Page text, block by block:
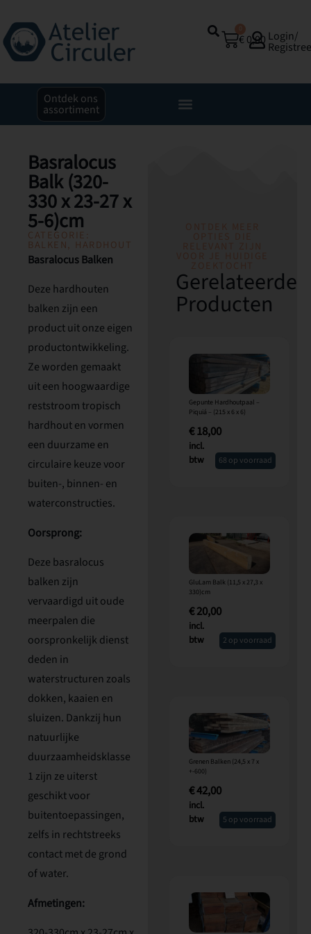
€ 0,00 Login/
Ontdek ons
assortiment
Basralocus
Balk (320-
330 x 23-27 x
5-6)cm
CATEGORIE:
BALKEN, HARDHOUT
Basralocus Balken
Deze hardhouten
balken zijn een
product uit onze eigen
productontwikkeling.
Ze worden gemaakt
uit een hoogwaardige
reststroom tropisch
hardhout en vormen
een duurzame en
circulaire keuze voor
buiten-, binnen- en
waterconstructies.
Oorsprong:
Deze basralocus
balken zijn
vervaardigd uit oude
meerpalen die
oorspronkelijk dienst
deden in
waterstructuren zoals
dokken, kaaien en
sluizen. Dankzij hun
natuurlijke
duurzaamheidsklasse
1 zijn ze uiterst
geschikt voor
buitentoepassingen,
zelfs in rechtstreeks
contact met de grond
of water.
Afmetingen:
ONTDEK MEER
OPTIES DIE
RELEVANT ZIJN
VOOR JE HUIDIGE
ZOEKTOCHT
Gerelateerde
Producten
Gepunte Hardhoutpaal –
Piquiá – (215 x 6 x 6)
€18,00
incl.
btw
68 op voorraad
GluLam Balk (11,5 x 27,3 x
330)cm
€20,00
incl.
btw
2 op voorraad
Grenen Balken (24,5 x 7 x
+-600)
€42,00
incl.
btw
5 op voorraad